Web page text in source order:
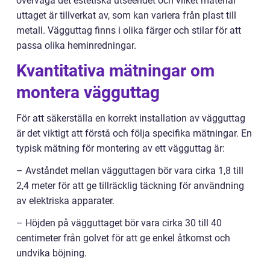
uttaget är tillverkat av, som kan variera från plast till
metall. Vägguttag finns i olika färger och stilar för att
passa olika heminredningar.
Kvantitativa mätningar om
montera vägguttag
För att säkerställa en korrekt installation av vägguttag
är det viktigt att förstå och följa specifika mätningar. En
typisk mätning för montering av ett vägguttag är:
– Avståndet mellan vägguttagen bör vara cirka 1,8 till
2,4 meter för att ge tillräcklig täckning för användning
av elektriska apparater.
– Höjden på vägguttaget bör vara cirka 30 till 40
centimeter från golvet för att ge enkel åtkomst och
undvika böjning.